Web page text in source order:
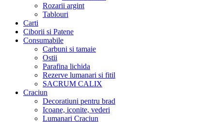
Rozarii argint
Tablouri
Carti
Ciborii si Patene
Consumabile
Carbuni si tamaie
Ostii
Parafina lichida
Rezerve lumanari si fitil
SACRUM CALIX
Craciun
Decoratiuni pentru brad
Icoane, iconite, vederi
Lumanari Craciun